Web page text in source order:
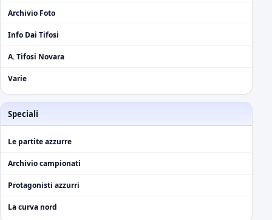
Archivio Foto
Info Dai Tifosi
A. Tifosi Novara
Varie
Speciali
Le partite azzurre
Archivio campionati
Protagonisti azzurri
La curva nord